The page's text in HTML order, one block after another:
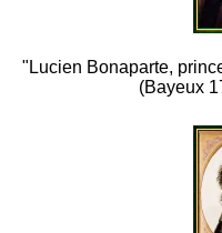
"Lucien Bonaparte,
(Bayeux